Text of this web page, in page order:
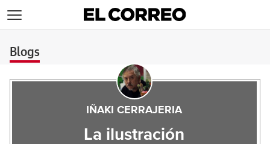
Blogs
IÑAKI CERRAJERIA
La ilustración